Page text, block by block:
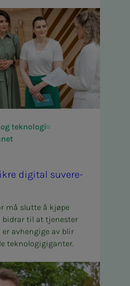
teknologi
di­­­gi­­­tal su­ve­re­­­
må slutte å kjøpe
bidrar til at tjenester
er avhengige av blir
teknologigiganter.